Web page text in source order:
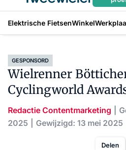
Elektrische FietsenWinkel
GESPONSORD
Wielrenner
Cyclingworld
Redactie Contentmarketing
2025
Gewijzigd: 13 mei 2025
Delen